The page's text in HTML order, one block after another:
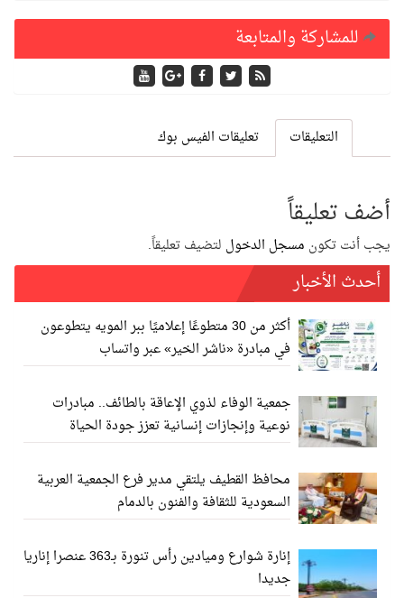
للمشاركة والمتابعة
التعليقات تعليقات الفيس بوك
أضف تعليقاً
يجب أنت تكون مسجل الدخول لتضيف تعليقاً.
أحدث الأخبار
أكثر من 30 متطوعًا إعلاميًا ببر المويه يتطوعون
في مبادرة «ناشر الخير» عبر واتساب
جمعية الوفاء لذوي الإعاقة بالطائف.. مبادرات
نوعية وإنجازات إنسانية تعزز جودة الحياة
محافظ القطيف يلتقي مدير فرع الجمعية العربية
السعودية للثقافة والفنون بالدمام
إنارة شوارع وميادين رأس تنورة بـ363 عنصرا إناريا
جديدا